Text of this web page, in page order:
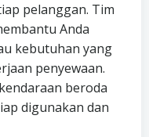
pelanggan. Tim
Anda
kebutuhan yang
penyewaan.
beroda
digunakan dan